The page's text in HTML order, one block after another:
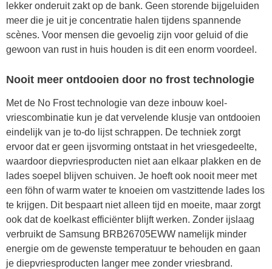
lekker onderuit zakt op de bank. Geen storende bijgeluiden
meer die je uit je concentratie halen tijdens spannende
scènes. Voor mensen die gevoelig zijn voor geluid of die
gewoon van rust in huis houden is dit een enorm voordeel.
Nooit meer ontdooien door no frost technologie
Met de No Frost technologie van deze inbouw koel-
vriescombinatie kun je dat vervelende klusje van ontdooien
eindelijk van je to-do lijst schrappen. De techniek zorgt
ervoor dat er geen ijsvorming ontstaat in het vriesgedeelte,
waardoor diepvriesproducten niet aan elkaar plakken en de
lades soepel blijven schuiven. Je hoeft ook nooit meer met
een föhn of warm water te knoeien om vastzittende lades los
te krijgen. Dit bespaart niet alleen tijd en moeite, maar zorgt
ook dat de koelkast efficiënter blijft werken. Zonder ijslaag
verbruikt de Samsung BRB26705EWW namelijk minder
energie om de gewenste temperatuur te behouden en gaan
je diepvriesproducten langer mee zonder vriesbrand.